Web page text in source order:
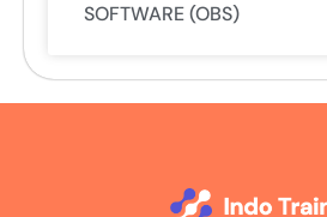
SOFTWARE (OBS)